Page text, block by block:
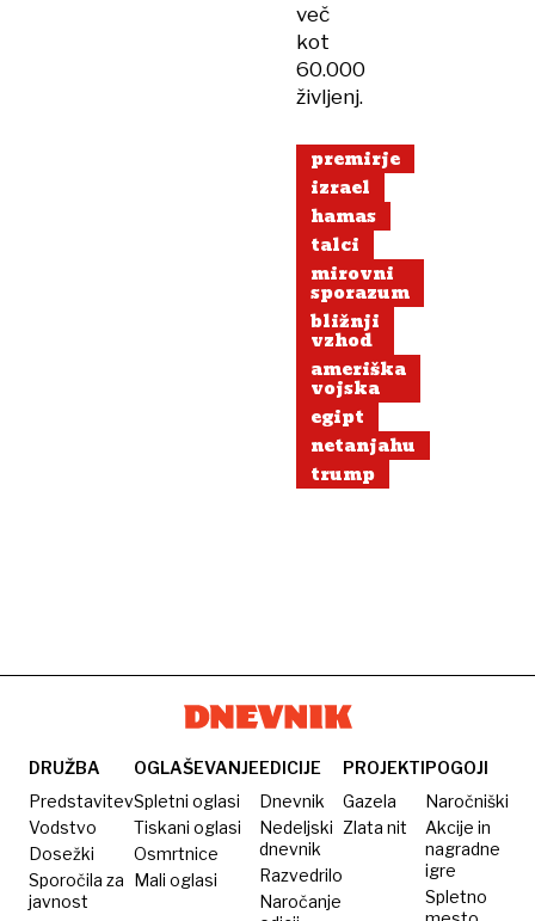
več
kot
60.000
življenj.
premirje
izrael
hamas
talci
mirovni
sporazum
bližnji
vzhod
ameriška
vojska
egipt
netanjahu
trump
DRUŽBA
Predstavitev
Vodstvo
Dosežki
Sporočila za
javnost
OGLAŠEVANJE
Spletni oglasi
Tiskani oglasi
Osmrtnice
Mali oglasi
EDICIJE
Dnevnik
Nedeljski
dnevnik
Razvedrilo
Naročanje
PROJEKTI
Gazela
Zlata nit
POGOJI
Naročniški
Akcije in
nagradne
igre
Spletno